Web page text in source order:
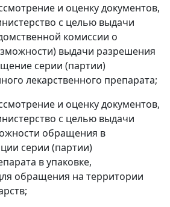
и оценку документов,
с целью выдачи
комиссии о
выдачи разрешения
серии (партии)
лекарственного препарата;
и оценку документов,
с целью выдачи
обращения в
серии (партии)
в упаковке,
обращения на территории